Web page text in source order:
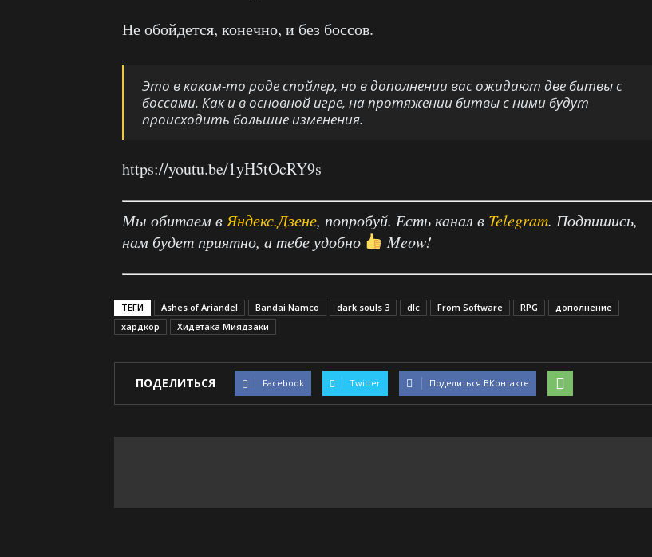
Не обойдется, конечно, и без боссов.
Это в каком-то роде спойлер, но в дополнении вас ожидают две битвы с
боссами. Как и в основной игре, на протяжении битвы с ними будут
происходить большие изменения.
https://youtu.be/1yH5tOcRY9s
Мы обитаем в Яндекс.Дзене, попробуй. Есть канал в Telegram. Подпишись,
нам будет приятно, а тебе удобно
Meow!
ТЕГИ Ashes of Ariandel Bandai Namco dark souls 3 dlc From Software RPG
дополнение
хардкор
Хидетака Миядзаки
ПОДЕЛИТЬСЯ Facebook Twitter Поделиться ВКонтакте